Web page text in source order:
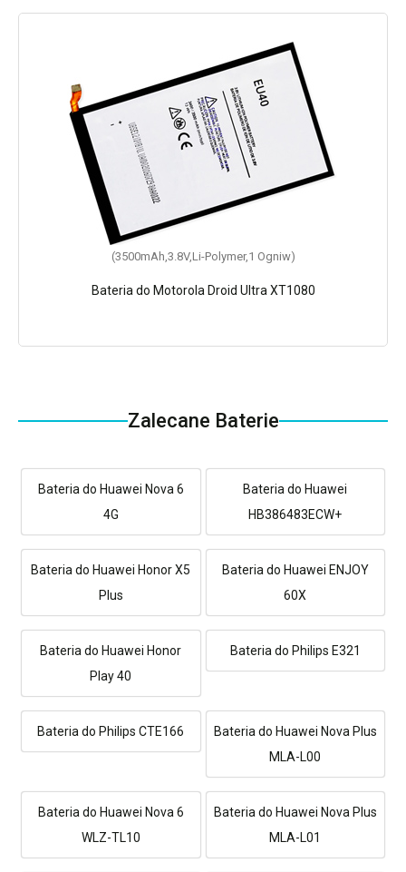
(3500mAh,3.8V,Li-Polymer,1 Ogniw)
Bateria do Motorola Droid Ultra XT1080
Zalecane Baterie
Bateria do Huawei Nova 6
4G
Bateria do Huawei
HB386483ECW+
Bateria do Huawei Honor X5
Plus
Bateria do Huawei ENJOY
60X
Bateria do Huawei Honor
Play 40
Bateria do Philips E321
Bateria do Philips CTE166
Bateria do Huawei Nova Plus
MLA-L00
Bateria do Huawei Nova 6
WLZ-TL10
Bateria do Huawei Nova Plus
MLA-L01